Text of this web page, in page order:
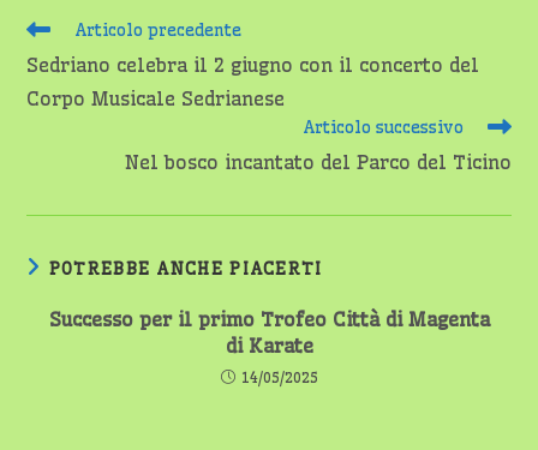
Leggi
articoli
Articolo precedente
Sedriano celebra il 2 giugno con il concerto del
Corpo Musicale Sedrianese
Articolo successivo
Nel bosco incantato del Parco del Ticino
POTREBBE ANCHE PIACERTI
Successo per il primo Trofeo Città di Magenta
di Karate
14/05/2025